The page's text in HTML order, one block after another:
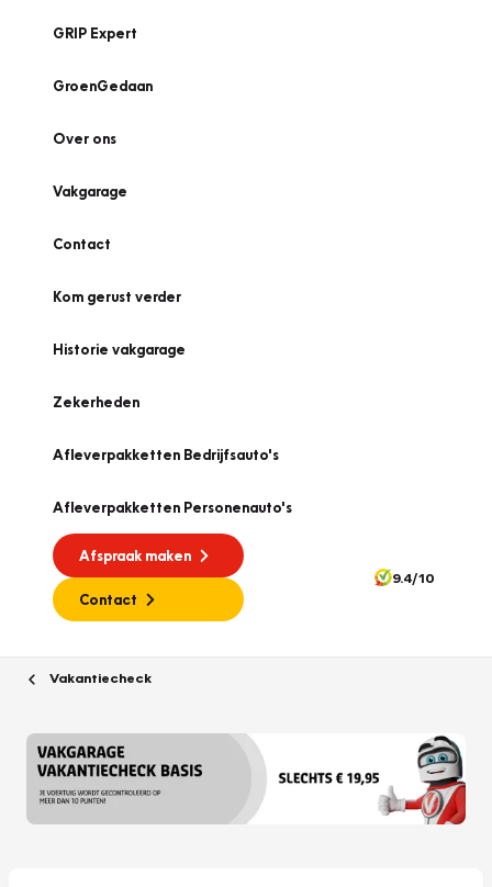
GRIP Expert
GroenGedaan
Over ons
Vakgarage
Contact
Kom gerust verder
Historie vakgarage
Zekerheden
Afleverpakketten Bedrijfsauto's
Afleverpakketten Personenauto's
Afspraak maken
Contact
9.4/10
Vakantiecheck